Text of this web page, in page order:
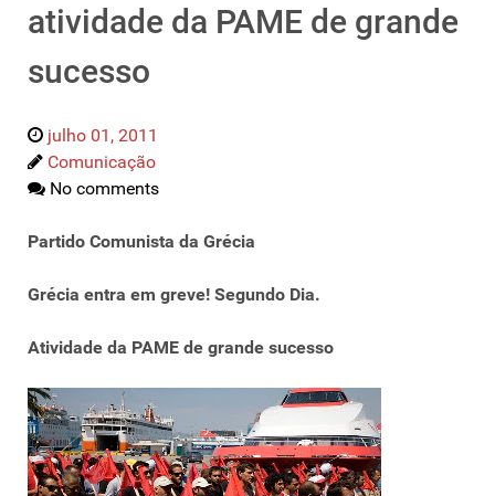
atividade da PAME de grande
sucesso
julho 01, 2011
Comunicação
No comments
Partido Comunista da Grécia
Grécia entra em greve! Segundo Dia.
Atividade da PAME de grande sucesso